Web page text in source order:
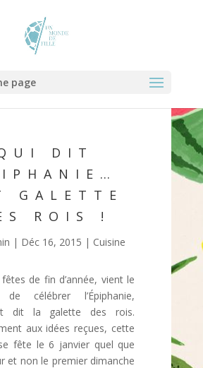
page
DIT
GALETTE
ROIS !
| Déc 16, 2015 | Cuisine
de fin d’année, vient le
célébrer l’Épiphanie,
dit la galette des rois.
aux idées reçues, cette
fête le 6 janvier quel que
et non le premier dimanche